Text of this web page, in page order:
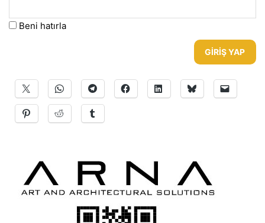
Beni hatırla
GIRIŞ YAP